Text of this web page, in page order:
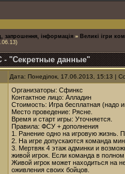
запрошення, інформація » Великі ігри
- "Секретные данные"
Дата: Понеділок, 17.06.2013, 15:13 |
Организаторы: Сфинкс
Контактное лицо: Алладин
Стоимость: Игра бесплатная
Место проведение: Рясне.
Время и старт игры: Уточняется.
Правила: ФСУ + дополнения
1. Ранение одно на игровую жизнь.
2. На игре допускаются команда
3. Мертвяк 4 этаж админки и
живой игрок. Если команда в
Живой игрок может находиться на
оживления своих бойцов.